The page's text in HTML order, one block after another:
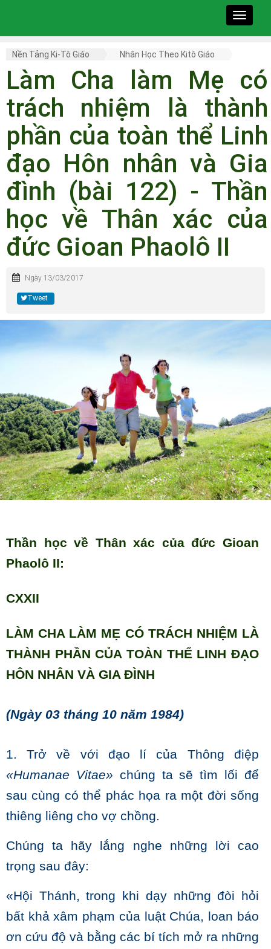
Toggle
Nền Tảng Ki-Tô Giáo Nhân Học Theo Kitô Giáo
Làm Cha làm Mẹ có
trách nhiệm là thành
phần của toàn thể Linh
đạo Hôn nhân và Gia
đình (bài 122) - Thần
học về Thân xác của
đức Gioan Phaolô II
Ngày 13/03/2017
Tweet
Thần học về Thân xác của đức Gioan
Phaolô II:
CXXII
LÀM CHA LÀM MẸ CÓ TRÁCH NHIỆM LÀ
THÀNH PHẦN CỦA TOÀN THỂ LINH ĐẠO
HÔN NHÂN VÀ GIA ĐÌNH
(Ngày 03 tháng 10 năm 1984)
1. Trở về với đạo lí của Thông điệp
«Humanae Vitae» chúng ta sẽ tìm lối để
sau cùng có thể phác họa ra một đời sống
thiêng liêng cho vợ chồng.
Chúng ta hãy lắng nghe những lời cao
trọng sau đây:
«Hội Thánh, trong khi dạy những đòi hỏi
bất khả xâm phạm của luật Chúa, loan báo
ơn cứu độ và bằng các bí tích mở ra những